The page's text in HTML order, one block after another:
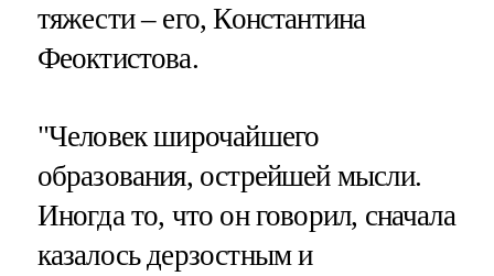
тяжести – его, Константина
Феоктистова.
"Человек широчайшего
образования, острейшей мысли.
Иногда то, что он говорил, сначала
казалось дерзостным и